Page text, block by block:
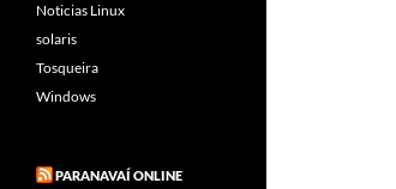
Noticias Linux
solaris
Tosqueira
Windows
PARANAVAÍ ONLINE